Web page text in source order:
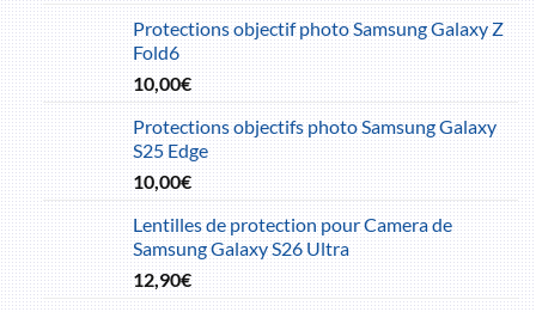
Protections objectif photo Samsung Galaxy Z
Fold6
10,00€
Protections objectifs photo Samsung Galaxy
S25 Edge
10,00€
Lentilles de protection pour Camera de
Samsung Galaxy S26 Ultra
12,90€